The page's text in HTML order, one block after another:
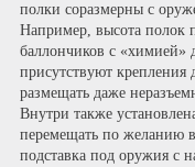
полки соразмерны с
Например, высота полок
баллончиков с
присутствуют
размещать даже
Внутри также
перемещать по желанию
подставка под оружия с